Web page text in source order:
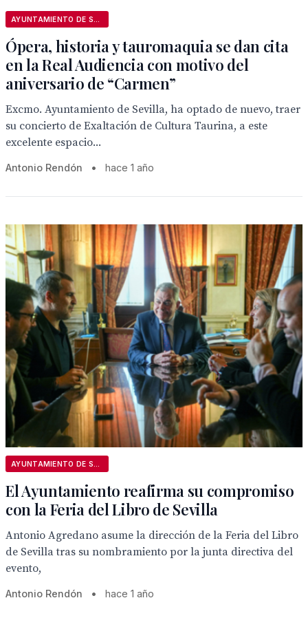
Ópera, historia y tauromaquia se dan cita
en la Real Audiencia con motivo del
aniversario de “Carmen”
Excmo. Ayuntamiento de Sevilla, ha optado de nuevo, traer
su concierto de Exaltación de Cultura Taurina, a este
excelente espacio...
Antonio Rendón • hace 1 año
El Ayuntamiento reafirma su compromiso
con la Feria del Libro de Sevilla
Antonio Agredano asume la dirección de la Feria del Libro
de Sevilla tras su nombramiento por la junta directiva del
evento,
Antonio Rendón • hace 1 año